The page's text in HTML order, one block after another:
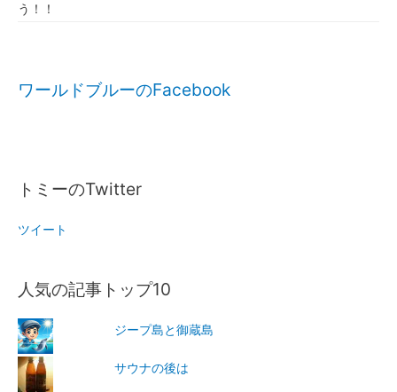
う！！
ワールドブルーのFacebook
トミーのTwitter
ツイート
人気の記事トップ10
ジープ島と御蔵島
サウナの後は